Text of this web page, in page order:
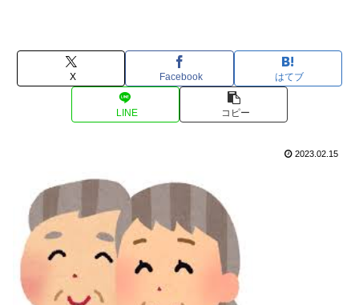
X Facebook はてブ
LINE コピー
2023.02.15